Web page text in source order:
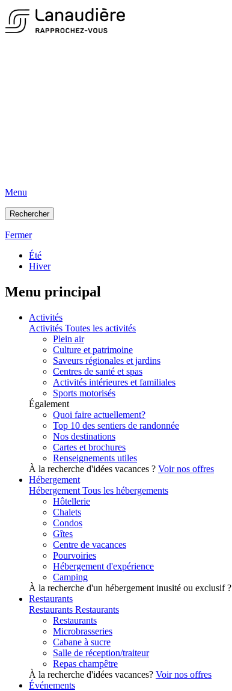
Menu
Rechercher
Fermer
Été
Hiver
Menu principal
Activités
Activités Toutes les activités
Plein air
Culture et patrimoine
Saveurs régionales et jardins
Centres de santé et spas
Activités intérieures et familiales
Sports motorisés
Également
Quoi faire actuellement?
Top 10 des sentiers de randonnée
Nos destinations
Cartes et brochures
Renseignements utiles
À la recherche d'idées vacances ? Voir nos offres
Hébergement
Hébergement Tous les hébergements
Hôtellerie
Chalets
Condos
Gîtes
Centre de vacances
Pourvoiries
Hébergement d'expérience
Camping
À la recherche d'un hébergement inusité ou exclusif ?
Restaurants
Restaurants Restaurants
Restaurants
Microbrasseries
Cabane à sucre
Salle de réception/traiteur
Repas champêtre
À la recherche d'idées vacances? Voir nos offres
Événements